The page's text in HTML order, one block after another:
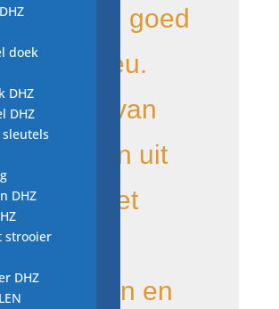
en goed
het milieu.
van
komen uit
met
en
doek
DHZ
DHZ
DHZ
strooier
DHZ